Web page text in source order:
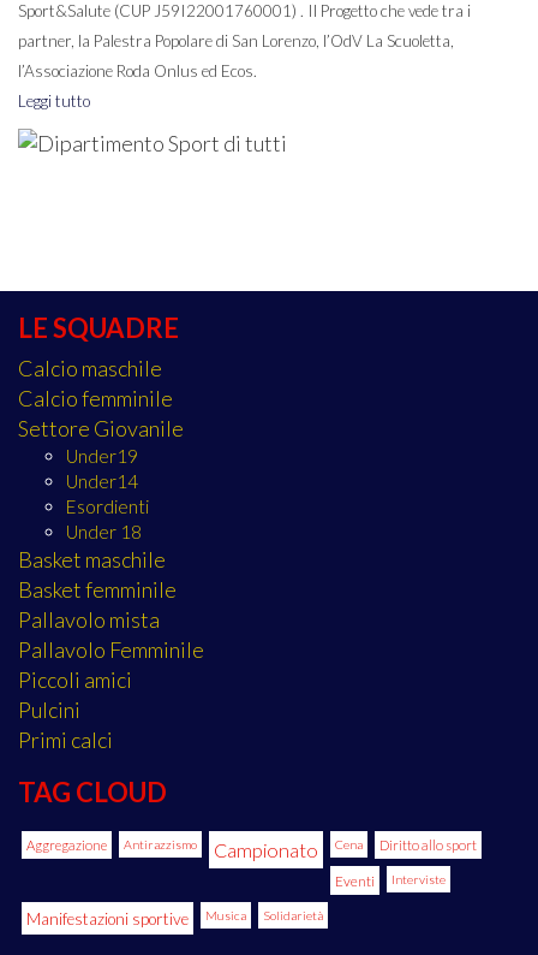
Sport&Salute (CUP J59I22001760001) . Il Progetto che vede tra i
partner, la Palestra Popolare di San Lorenzo, l’OdV La Scuoletta,
l’Associazione Roda Onlus ed Ecos.
Leggi tutto
LE SQUADRE
Calcio maschile
Calcio femminile
Settore Giovanile
Under19
Under14
Esordienti
Under 18
Basket maschile
Basket femminile
Pallavolo mista
Pallavolo Femminile
Piccoli amici
Pulcini
Primi calci
TAG CLOUD
Aggregazione Antirazzismo Campionato Cena Diritto allo sport
Eventi Interviste
Manifestazioni sportive Musica Solidarietà